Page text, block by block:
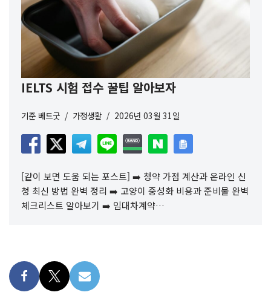
IELTS 시험 접수 꿀팁 알아보자
기준 베드굿 가정생활 2026년 03월 31일
[같이 보면 도움 되는 포스트] ➡️ 청약 가점 계산과 온라인 신
청 최신 방법 완벽 정리 ➡️ 고양이 중성화 비용과 준비물 완벽
체크리스트 알아보기 ➡️ 임대차계약…